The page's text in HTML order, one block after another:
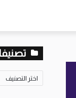
ص